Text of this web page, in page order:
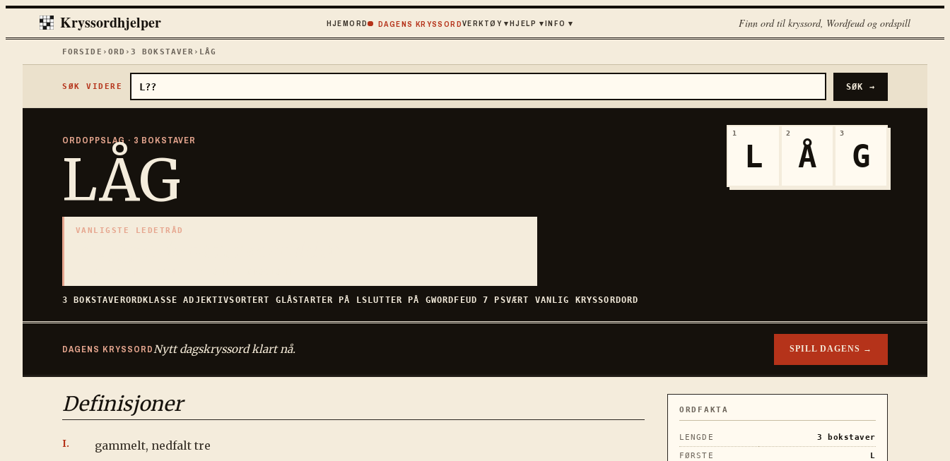
Kryssordhjelper HJEMORD DAGENS KRYSSORDVERKTØY▾HJELP ▾INFO ▾ Finn ord til kryssord, Wordfeud og ordspill
FORSIDE › ORD ›3 BOKSTAVER › LÅG
SØK VIDERE SØK →
ORDOPPSLAG · 3 BOKSTAVER
LÅG
VANLIGSTE LEDETRÅD
3 BOKSTAVERORDKLASSEADJEKTIVSORTERT GLÅSTARTER PÅ LSLUTTER PÅ GWORDFEUD7 PSVÆRT VANLIG KRYSSORDORD
1
L
2
Å
3
G
DAGENS KRYSSORDNytt dagskryssord klart nå. SPILL DAGENS →
Definisjoner
gammelt, nedfalt tre
ORDFAKTA
LENGDE 3
bokstaver
FØRSTE
L